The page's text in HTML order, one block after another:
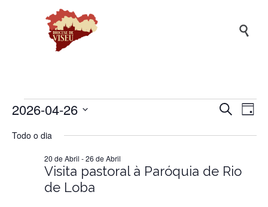

Eventos
e
Pesquisar
Dia
2026-04-26
a
Todo o dia
Visita pastoral à Paróquia de Rio
de Loba
20 de Abril -26 de Abril